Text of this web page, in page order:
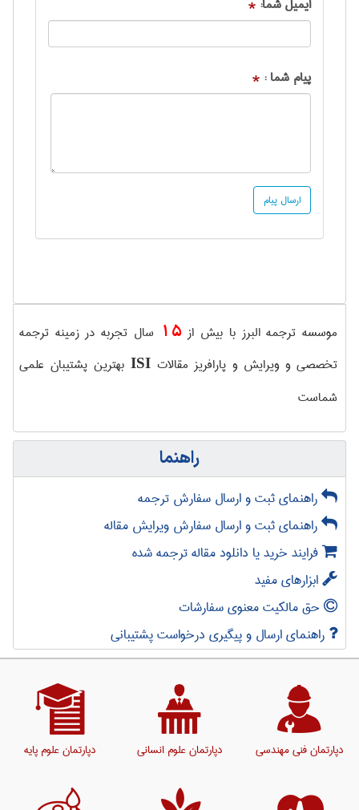
ایمیل شما: *
پیام شما : *
موسسه ترجمه البرز با بیش از15 سال تجربه در زمینه ترجمه
تخصصی و ویرایش و پارافریز مقالاتISI بهترین پشتیبان علمی
شماست
راهنما
راهنمای ثبت و ارسال سفارش ترجمه
راهنمای ثبت و ارسال سفارش ویرایش مقاله
فرایند خرید یا دانلود مقاله ترجمه شده
ابزارهای مفید
حق مالکیت معنوی سفارشات
راهنمای ارسال و پیگیری درخواست پشتیبانی
دپارتمان فنی مهندسی دپارتمان علوم انسانی دپارتمان علوم پایه